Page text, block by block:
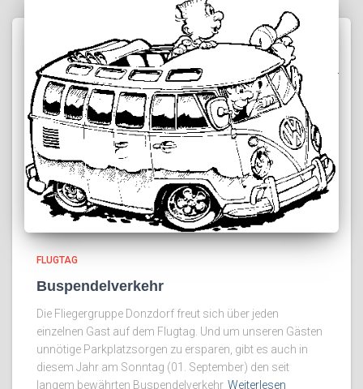
FLUGTAG
Buspendelverkehr
Die Fliegergruppe Donzdorf freut sich über jeden
einzelnen Gast auf dem Flugtag. Und um unseren Gästen
unnötige Parkplatzsorgen zu ersparen, gibt es auch in
diesem Jahr am Sonntag (01. September) den seit
langem bewährten Buspendelverkehr Weiterlesen